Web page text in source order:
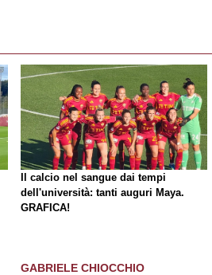
Il calcio nel sangue dai tempi
dell'università: tanti auguri Maya.
GRAFICA!
GABRIELE CHIOCCHIO